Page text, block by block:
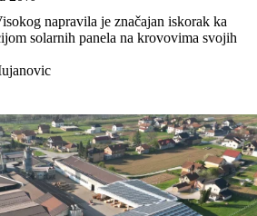
napravila je značajan iskorak ka
solarnih panela na krovovima svojih